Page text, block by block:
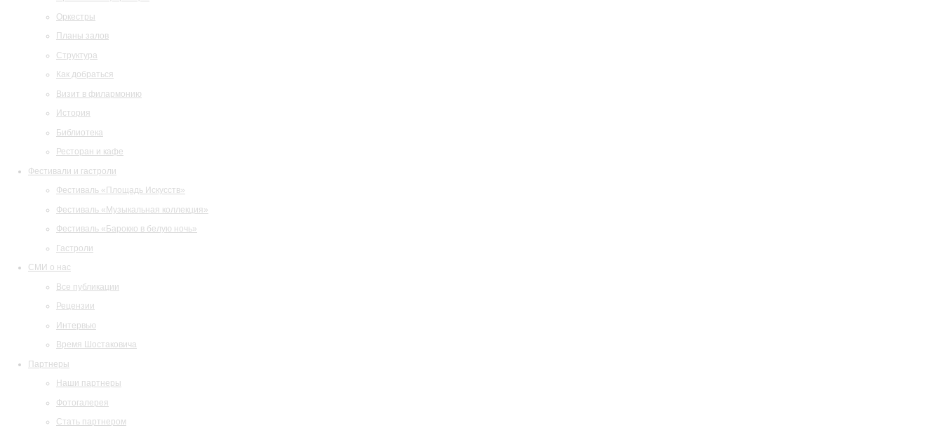
Оркестры
Планы залов
Структура
Как добраться
Визит в филармонию
История
Библиотека
Ресторан и кафе
Фестивали и гастроли
Фестиваль «Площадь Искусств»
Фестиваль «Музыкальная коллекция»
Фестиваль «Барокко в белую ночь»
Гастроли
СМИ о нас
Все публикации
Рецензии
Интервью
Время Шостаковича
Партнеры
Наши партнеры
Фотогалерея
Стать партнером